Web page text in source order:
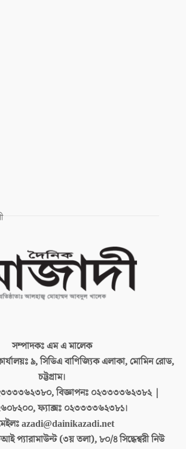
সম্পাদকঃএম এ মালেক
৯, সিডিএ বাণিজ্যিক এলাকা, মোমিন রোড,
চট্টগ্রাম।
বিজ্ঞাপনঃ ০২৩৩৩৩৬২৩৮২ |
ফ্যাক্সঃ ০২৩৩৩৩৬২৩৮১।
azadi@dainikazadi.net
প্যারামাউন্ট (৩য় তলা), ৮০/৪ সিদ্ধেশ্বরী নিউ